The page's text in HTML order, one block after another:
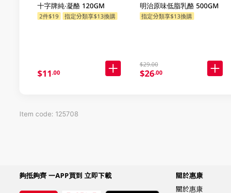
十字牌純‧凝酪 120GM
2件$19 指定分類享$13換購
$11.00
明治原味低脂乳酪 500GM
指定分類享$13換購
$29.00
$26.00
Item code: 125708
夠抵夠齊 一APP買到 立即下載
關於惠康
關於惠康